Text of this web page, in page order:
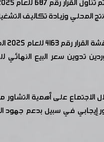
المحلي وزيادة تكاليف
تدوين سعر البيع
الاجتماع على أهمية التشاور
إيجابي في سبيل بدعم جهود